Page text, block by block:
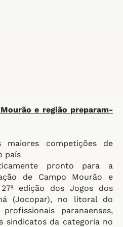
e região preparam-
competições de
país
pronto para a
de Campo Mourão e
edição dos Jogos dos
(Jocopar), no litoral do
paranaenses,
sindicatos da categoria no